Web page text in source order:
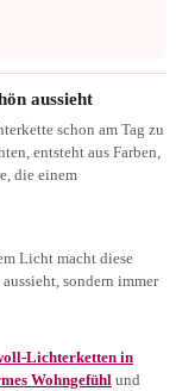
aussieht
schon am Tag zu
entsteht aus Farben,
die einem
Licht macht diese
sondern immer
Lichterketten in
Wohngefühl und